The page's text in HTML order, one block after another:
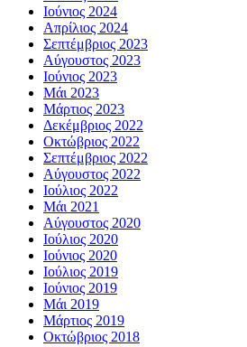
Ιούνιος 2024
Απρίλιος 2024
Σεπτέμβριος 2023
Αύγουστος 2023
Ιούνιος 2023
Μάι 2023
Μάρτιος 2023
Δεκέμβριος 2022
Οκτώβριος 2022
Σεπτέμβριος 2022
Αύγουστος 2022
Ιούλιος 2022
Μάι 2021
Αύγουστος 2020
Ιούλιος 2020
Ιούνιος 2020
Ιούλιος 2019
Ιούνιος 2019
Μάι 2019
Μάρτιος 2019
Οκτώβριος 2018